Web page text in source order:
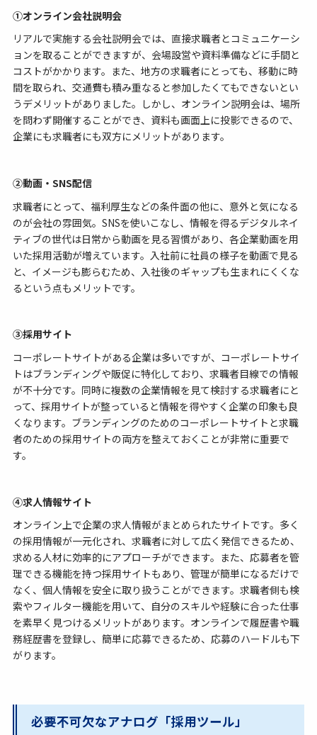
①オンライン会社説明会
リアルで実施する会社説明会では、直接求職者とコミュニケーシ
ョンを取ることができますが、会場設営や資料準備などに手間と
コストがかかります。また、地方の求職者にとっても、移動に時
間を取られ、交通費も積み重なると参加したくてもできないとい
うデメリットがありました。しかし、オンライン説明会は、場所
を問わず開催することができ、資料も画面上に投影できるので、
企業にも求職者にも双方にメリットがあります。
②動画・SNS配信
求職者にとって、福利厚生などの条件面の他に、意外と気になる
のが会社の雰囲気。SNSを使いこなし、情報を得るデジタルネイ
ティブの世代は日常から動画を見る習慣があり、各企業動画を用
いた採用活動が増えています。入社前に社員の様子を動画で見る
と、イメージも膨らむため、入社後のギャップも生まれにくくな
るという点もメリットです。
③採用サイト
コーポレートサイトがある企業は多いですが、コーポレートサイ
トはブランディングや販促に特化しており、求職者目線での情報
が不十分です。同時に複数の企業情報を見て検討する求職者にと
って、採用サイトが整っていると情報を得やすく企業の印象も良
くなります。ブランディングのためのコーポレートサイトと求職
者のための採用サイトの両方を整えておくことが非常に重要で
す。
④求人情報サイト
オンライン上で企業の求人情報がまとめられたサイトです。多く
の採用情報が一元化され、求職者に対して広く発信できるため、
求める人材に効率的にアプローチができます。また、応募者を管
理できる機能を持つ採用サイトもあり、管理が簡単になるだけで
なく、個人情報を安全に取り扱うことができます。求職者側も検
索やフィルター機能を用いて、自分のスキルや経験に合った仕事
を素早く見つけるメリットがあります。オンラインで履歴書や職
務経歴書を登録し、簡単に応募できるため、応募のハードルも下
がります。
必要不可欠なアナログ「採用ツール」